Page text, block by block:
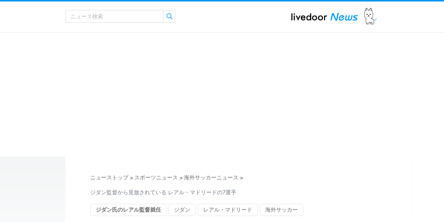
ニューストップ > スポーツニュース > 海外サッカーニュース >
ジダン監督から見放されている レアル・マドリードの7選手
ジダン氏のレアル監督就任 ジダン レアル・マドリード 海外サッカー